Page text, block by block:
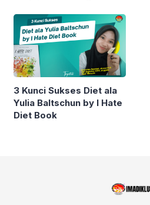
Luar Sekolah Pendidikan
Non Formal Pendidikan
Masyarakat
3 Kunci Sukses Diet ala
Yulia Baltschun by I Hate
Diet Book